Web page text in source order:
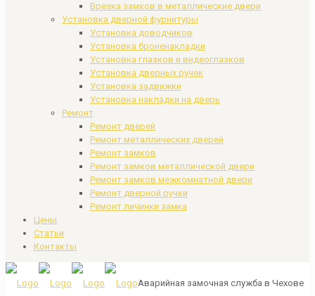
Врезка замков в металлические двери
Установка дверной фурнитуры
Установка доводчиков
Установка броненакладки
Установка глазков и видеоглазков
Установка дверных ручек
Установка задвижки
Установка накладки на дверь
Ремонт
Ремонт дверей
Ремонт металлических дверей
Ремонт замков
Ремонт замков металлической двери
Ремонт замков межкомнатной двери
Ремонт дверной ручки
Ремонт личинки замка
Цены
Статьи
Контакты
Аварийная замочная служба в Чехове